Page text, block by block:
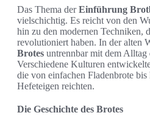
Das Thema derEinführung
vielschichtig. Es reicht von den
hin zu den modernen Techniken,
revolutioniert haben. In der alten
Brotes untrennbar mit dem Alltag
Verschiedene Kulturen
die von einfachen Fladenbrote
Hefeteigen reichten.
Die Geschichte des Brotes